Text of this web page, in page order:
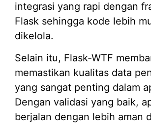
integrasi yang rapi dengan
Flask sehingga kode lebih
dikelola.
Selain itu, Flask-WTF
memastikan kualitas data
yang sangat penting dalam
Dengan validasi yang baik,
berjalan dengan lebih aman